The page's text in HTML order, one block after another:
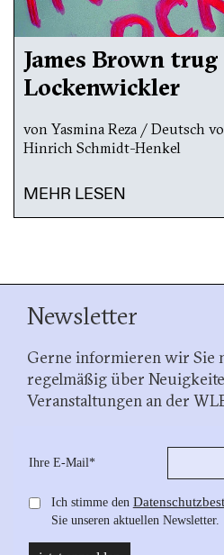
James Brown trug
Lockenwickler
von Yasmina Reza / Deutsch
Hinrich Schmidt-Henkel
MEHR LESEN
Newsletter
Gerne informieren wir Sie
regelmäßig über
Veranstaltungen an der